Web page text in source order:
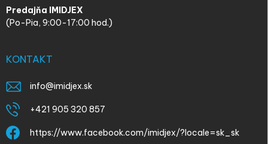
Predajňa IMIDJEX
(Po-Pia, 9:00-17:00 hod.)
KONTAKT
info@imidjex.sk
+421 905 320 857
https://www.facebook.com/imidjex/?locale=sk_sk